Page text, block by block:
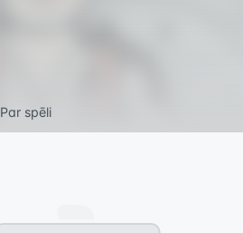
Par spēli